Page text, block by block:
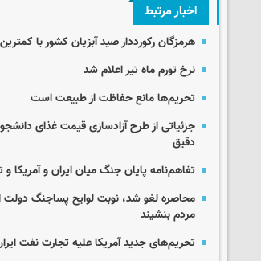
اخبار مرتبط
هرمزگان رکورددار صید آبزیان کشور با
نرخ تورم ماه تیر اعلام شد
تحریم‌ها مانع حفاظت از طبیعت است
جزئیاتی از طرح آزادسازی قیمت‌ غذای
دقیق
تفاهم‌نامه پایان جنگ میان ایران و آمریکا و
محاصره لغو شد، نوبت لوایح پساجنگ
مردم بنشیند
تحریم‌های جدید آمریکا علیه تجارت نفت